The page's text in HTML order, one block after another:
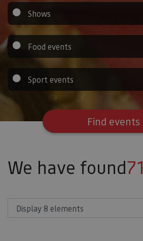
Shows
Food events
Sport events
Find events
We have found71